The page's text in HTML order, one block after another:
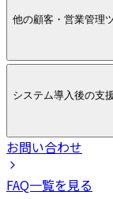
他の顧客・営業管理
システム導入後の支
お問い合わせ
FAQ一覧を見る